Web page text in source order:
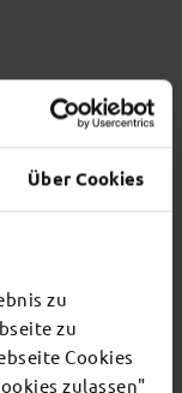
Über Cookies
zu
zu
Cookies
zulassen"